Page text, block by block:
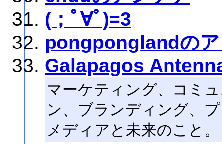
(；ﾟ∀ﾟ)=3
pongponglandの
Galapagos
マーケティング、コミ
ン、ブランディング、
メディアと未来のこと。